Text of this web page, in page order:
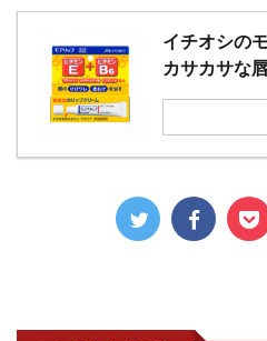
イチオシの
カサカサな